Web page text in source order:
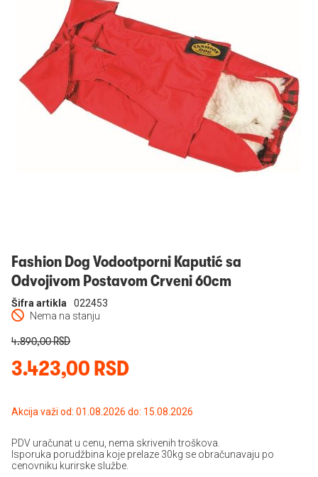
Fashion Dog Vodootporni Kaputić sa
Odvojivom Postavom Crveni 60cm
Nema na stanju
Šifra artikla 022453
3.423,00 RSD
4.890,00 RSD
Akcija važi od: 01.08.2026 do: 15.08.2026
PDV uračunat u cenu, nema skrivenih troškova.
Isporuka porudžbina koje prelaze 30kg se obračunavaju po
cenovniku kurirske službe.